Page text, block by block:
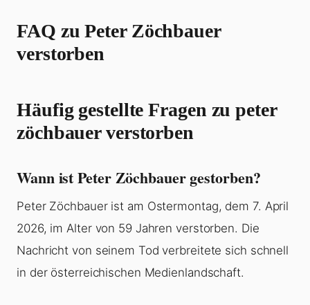
FAQ zuPeter Zöchbauer
verstorben
Häufig gestellte Fragen zu peter
zöchbauer verstorben
Wann ist Peter Zöchbauer gestorben?
Peter Zöchbauer ist am Ostermontag, dem 7. April
2026, im Alter von 59 Jahren verstorben. Die
Nachricht von seinem Tod verbreitete sich schnell
in der österreichischen Medienlandschaft.